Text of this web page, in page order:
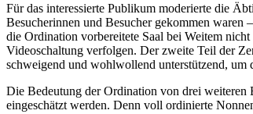
Für das interessierte Publikum moderierte die
Besucherinnen und Besucher gekommen waren
die Ordination vorbereitete Saal bei Weitem
Videoschaltung verfolgen. Der zweite Teil der
schweigend und wohlwollend unterstützend, um
Die Bedeutung der Ordination von drei
eingeschätzt werden. Denn voll ordinierte